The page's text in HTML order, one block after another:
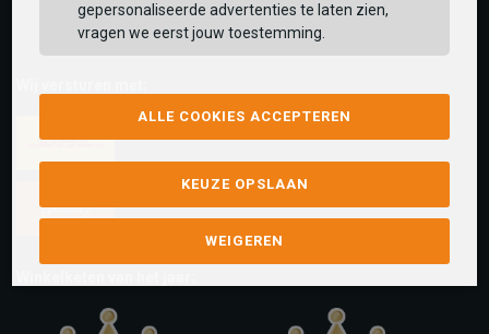
gepersonaliseerde advertenties te laten zien,
vragen we eerst jouw toestemming.
ALLE COOKIES ACCEPTEREN
KEUZE OPSLAAN
WEIGEREN